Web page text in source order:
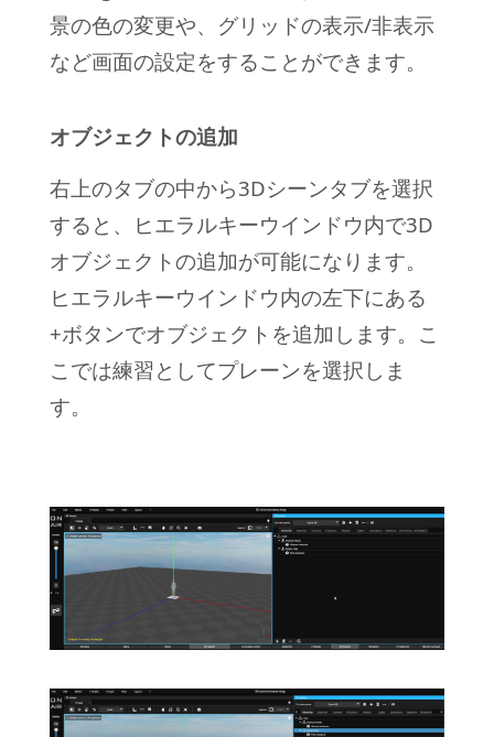
景の色の変更や、グリッドの表示/非表示
など画面の設定をすることができます。
オブジェクトの追加
右上のタブの中から3Dシーンタブを選択
すると、ヒエラルキーウインドウ内で3D
オブジェクトの追加が可能になります。
ヒエラルキーウインドウ内の左下にある
+ボタンでオブジェクトを追加します。こ
こでは練習としてプレーンを選択しま
す。